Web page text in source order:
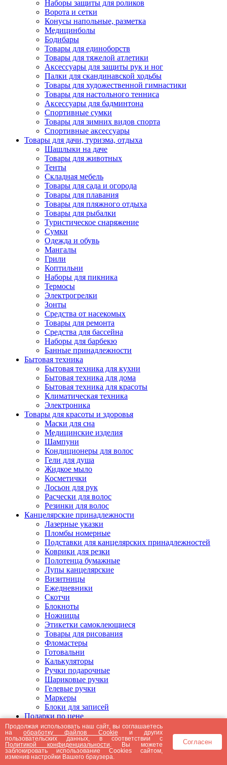
Наборы защиты для роликов
Ворота и сетки
Конусы напольные, разметка
Медицинболы
Бодибары
Товары для единоборств
Товары для тяжелой атлетики
Аксессуары для защиты рук и ног
Палки для скандинавской ходьбы
Товары для художественной гимнастики
Товары для настольного тенниса
Аксессуары для бадминтона
Спортивные сумки
Товары для зимних видов спорта
Спортивные аксессуары
Товары для дачи, туризма, отдыха
Шашлыки на даче
Товары для животных
Тенты
Складная мебель
Товары для сада и огорода
Товары для плавания
Товары для пляжного отдыха
Товары для рыбалки
Туристическое снаряжение
Сумки
Одежда и обувь
Мангалы
Грили
Коптильни
Наборы для пикника
Термосы
Электрогрелки
Зонты
Средства от насекомых
Товары для ремонта
Средства для бассейна
Наборы для барбекю
Банные принадлежности
Бытовая техника
Бытовая техника для кухни
Бытовая техника для дома
Бытовая техника для красоты
Климатическая техника
Электроника
Товары для красоты и здоровья
Маски для сна
Медицинские изделия
Шампуни
Кондиционеры для волос
Гели для душа
Жидкое мыло
Косметички
Лосьон для рук
Расчески для волос
Резинки для волос
Канцелярские принадлежности
Лазерные указки
Пломбы номерные
Подставки для канцелярских принадлежностей
Коврики для резки
Полотенца бумажные
Лупы канцелярские
Визитницы
Ежедневники
Скотчи
Блокноты
Ножницы
Этикетки самоклеющиеся
Товары для рисования
Фломастеры
Готовальни
Калькуляторы
Ручки подарочные
Шариковые ручки
Гелевые ручки
Маркеры
Блоки для записей
Подарки по цене
Подарки от 5000 рублей
Подарки до 5000 рублей
Подарки до 3000 рублей
Подарки до 2000 рублей
Подарки до 1000 рублей
Продолжая использовать наш сайт, вы соглашаетесь
наобработку файлов Cookie и других
пользовательских данных, в соответствии с
Политикой конфиденциальности . Вы можете
заблокировать использование Cookies сайтом,
изменив настройки Вашего браузера.
Согласен